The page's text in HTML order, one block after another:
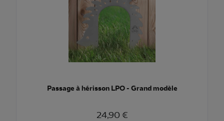
Passage à hérisson LPO - Grand modèle
24,90 €